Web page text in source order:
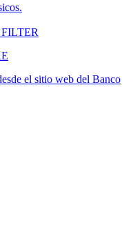
FILTER
el sitio web del Banco